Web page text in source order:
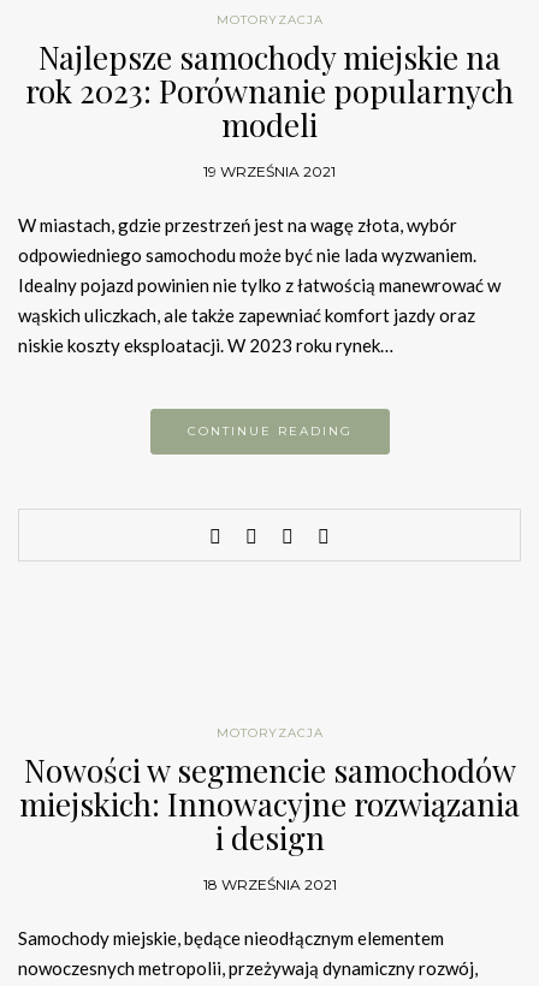
MOTORYZACJA
Najlepsze samochody miejskie na
rok 2023: Porównanie popularnych
modeli
19 WRZEŚNIA 2021
W miastach, gdzie przestrzeń jest na wagę złota, wybór
odpowiedniego samochodu może być nie lada wyzwaniem.
Idealny pojazd powinien nie tylko z łatwością manewrować w
wąskich uliczkach, ale także zapewniać komfort jazdy oraz
niskie koszty eksploatacji. W 2023 roku rynek…
CONTINUE READING
MOTORYZACJA
Nowości w segmencie samochodów
miejskich: Innowacyjne rozwiązania
i design
18 WRZEŚNIA 2021
Samochody miejskie, będące nieodłącznym elementem
nowoczesnych metropolii, przeżywają dynamiczny rozwój,